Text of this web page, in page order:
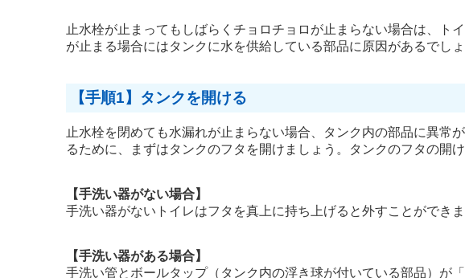
止水栓が止まってもしばらくチョロチョロが止まらない場合は、ト
が止まる場合にはタンクに水を供給している部品に原因があるでしょ
【手順1】タンクを開ける
止水栓を閉めても水漏れが止まらない場合、タンク内の部品に異常
るために、まずはタンクのフタを開けましょう。タンクのフタの開
【手洗い器がない場合】
手洗い器がないトイレはフタを真上に持ち上げると外すことができま
【手洗い器がある場合】
手洗い管とボールタップ（タンク内の浮き球が付いている部品）が